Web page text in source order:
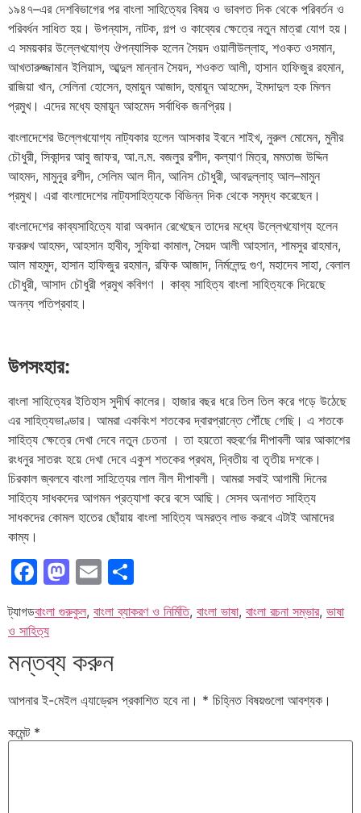
১৯৪৭–এর দেশবিভাগের পর বাংলা সাহিত্যের বিষয় ও ভাবগত দিক থেকে পরিবর্তন ও
পরিবর্ধন সাধিত হয়। উপন্যাস, নাটক, গল্প ও কাব্যের ক্ষেত্রে নতুন মাত্রা যোগ হয়।
এ সময়কার উল্লেখযোগ্য ঔপন্যাসিক হলেন সৈয়দ ওয়ালীউল্লাহ, শওকত ওসমান,
আখতারুজ্জামান ইলিয়াস, আব্দুল মান্নান সৈয়দ, শওকত আলী, হাসান হাফিজুর রহমান,
রাজিয়া খান, সেলিনা হোসেন,হুমায়ুন আজাদ,হুমায়ূন আহমেদ,ইমদাদুল হক মিলন
প্রমুখ। এদের মধ্যে হুমায়ূন আহমেদ সর্বাধিক জনপ্রিয়।
বাংলাদেশের উল্লেখযোগ্য নাট্যকার হলেন আসকার ইবনে শাইখ, নুরুল মোমেন, মুনীর
চৌধুরী, সিকান্দর আবু জাফর, আ.ন.ম. বজলুর রশীদ, কল্যাণ মিত্র, মমতাজ উদ্দিন
আহমদ, মামুনুর রশীদ, সেলিম আল দীন, আনিস চৌধুরী, আবদুল্লাহ্ আল–মামুন
প্রমুখ। এরা বাংলাদেশের নাট্যসাহিত্যকে বিভিন্ন দিক থেকে সমৃদ্ধ করেছেন।
বাংলাদেশের কাব্যসাহিত্যে যারা অবদান রেখেছেন তাদের মধ্যে উল্লেখযোগ্য হলেন
ফররুখ আহমদ, আহসান হাবীব, সুফিয়া কামাল,সৈয়দ আলী আহসান, শামসুর রাহমান,
আল মাহমুদ, হাসান হাফিজুর রহমান, রফিক আজাদ, নির্মলেন্দু গুণ, মহাদেব সাহা, বেলাল
চৌধুরী, আসাদ চৌধুরী প্রমুখ কবিগণ । কাব্য সাহিত্য বাংলা সাহিত্যকে দিয়েছে
অনন্য পতিপ্রবাহ।
উপসংহার:
বাংলা সাহিত্যের ইতিহাস সুদীর্ঘ কালের। হাজার বছর ধরে তিল তিল করে গড়ে উঠেছে
এর সাহিত্যভাণ্ডার। আমরা একবিংশ শতকের দ্বারপ্রান্তে পৌঁছে গেছি। এ শতকে
সাহিত্য ক্ষেত্রে দেখা দেবে নতুন চেতনা । তা হয়তো বহুবর্ণের দীপাবলী আর আকাশের
রংধনুর সাতরং হয়ে দেখা দেবে একুশ শতকের প্রথম, দ্বিতীয় বা তৃতীয় দশকে।
চিরকাল জ্বলবে বাংলা সাহিত্যের লাল নীল দীপাবলী। আমরা সবাই আগামী দিনের
সাহিত্য সাধকদের আগমন প্রত্যাশা করে বসে আছি। সেসব অনাগত সাহিত্য
সাধকদের কোমল হাতের ছোঁয়ায় বাংলা সাহিত্য অমরত্ব লাভ করবে এটাই আমাদের
কাম্য।
Facebook
Mastodon
Email
ট্যাগডবাংলা গুরুকুল, বাংলা ব্যাকরণ ও নির্মিতি, বাংলা ভাষা, বাংলা রচনা সম্ভার, ভাষা
ও সাহিত্য
মন্তব্য করুন
আপনার ই-মেইল এ্যাড্রেস প্রকাশিত হবে না। * চিহ্নিত বিষয়গুলো আবশ্যক।
কমেন্ট *